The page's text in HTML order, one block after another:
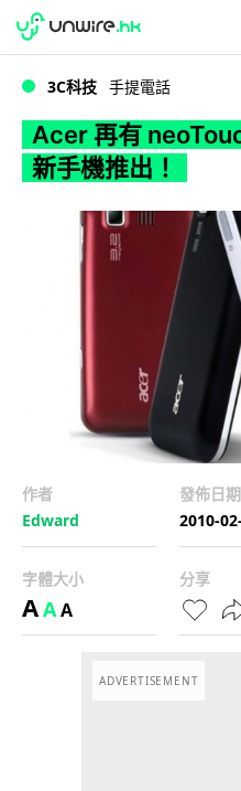
WWDC 2026
3C科技 手提電話
Acer 再有
新手機推出！
作者
Edward
發佈日期
2010-
字體大小
AAA
分享
ADVERTISEMENT